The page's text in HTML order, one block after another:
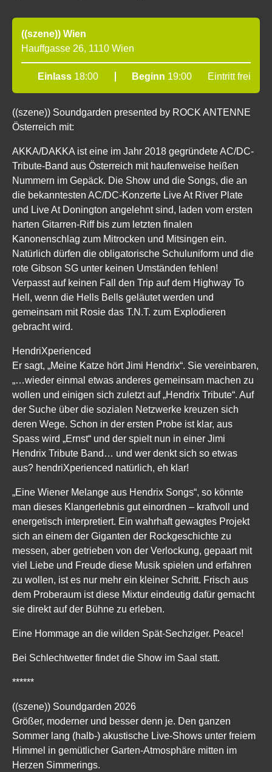
((szene)) Wien
Hauffgasse 26, 1110 Wien
Einlass 18:00 Beginn 19:00 Eintritt frei
((szene)) Soundgarden presented by ROCK ANTENNE
Österreich mit:
AKKA/DAKKA ist eine im Jahr 2018 gegründete AC/DC-
Tribute-Band aus Österreich mit haufenweise heißen
Nummern im Gepäck. Die Show und die Songs, die an
die bekanntesten AC/DC-Konzerte Live At River Plate
und Live At Donington angelehnt sind, laden vom ersten
harten Gitarren-Riff bis zum letzten finalen
Kanonenschlag zum Mitrocken und Mitsingen ein.
Natürlich dürfen die obligatorische Schuluniform und die
rote Gibson SG unter keinen Umständen fehlen!
Verpasst auf keinen Fall den Trip auf dem Highway To
Hell, wenn die Hells Bells geläutet werden und
gemeinsam mit Rosie das T.N.T. zum Explodieren
gebracht wird.
HendriXperienced
Er sagt, „Meine Katze hört Jimi Hendrix“. Sie vereinbaren,
„…wieder einmal etwas anderes gemeinsam machen zu
wollen und einigen sich zuletzt auf „Hendrix Tribute“. Auf
der Suche über die sozialen Netzwerke kreuzen sich
deren Wege. Schon in der ersten Probe ist klar, aus
Spass wird „Ernst“ und der spielt nun in einer Jimi
Hendrix Tribute Band… und wer denkt sich so etwas
aus? hendriXperienced natürlich, eh klar!
„Eine Wiener Melange aus Hendrix Songs“, so könnte
man dieses Klangerlebnis gut einordnen – kraftvoll und
energetisch interpretiert. Ein wahrhaft gewagtes Projekt
sich an einem der Giganten der Rockgeschichte zu
messen, aber getrieben von der Verlockung, gepaart mit
viel Liebe und Freude diese Musik spielen und erfahren
zu wollen, ist es nur mehr ein kleiner Schritt. Frisch aus
dem Proberaum ist diese Mixtur eindeutig dafür gemacht
sie direkt auf der Bühne zu erleben.
Eine Hommage an die wilden Spät-Sechziger. Peace!
Bei Schlechtwetter findet die Show im Saal statt.
******
((szene)) Soundgarden 2026
Größer, moderner und besser denn je. Den ganzen
Sommer lang (halb-) akustische Live-Shows unter freiem
Himmel in gemütlicher Garten-Atmosphäre mitten im
Herzen Simmerings.